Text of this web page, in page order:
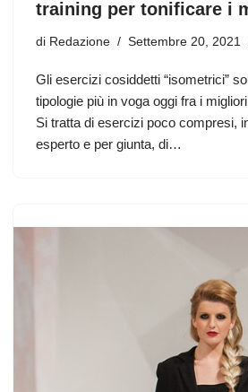
training per tonificare i
di Redazione Settembre 20, 2021
Gli esercizi cosiddetti “isometrici”
tipologie più in voga oggi fra i
Si tratta di esercizi poco compresi,
esperto e per giunta, di…